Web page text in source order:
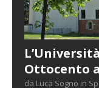
Ottocento
da Luca Sogno in